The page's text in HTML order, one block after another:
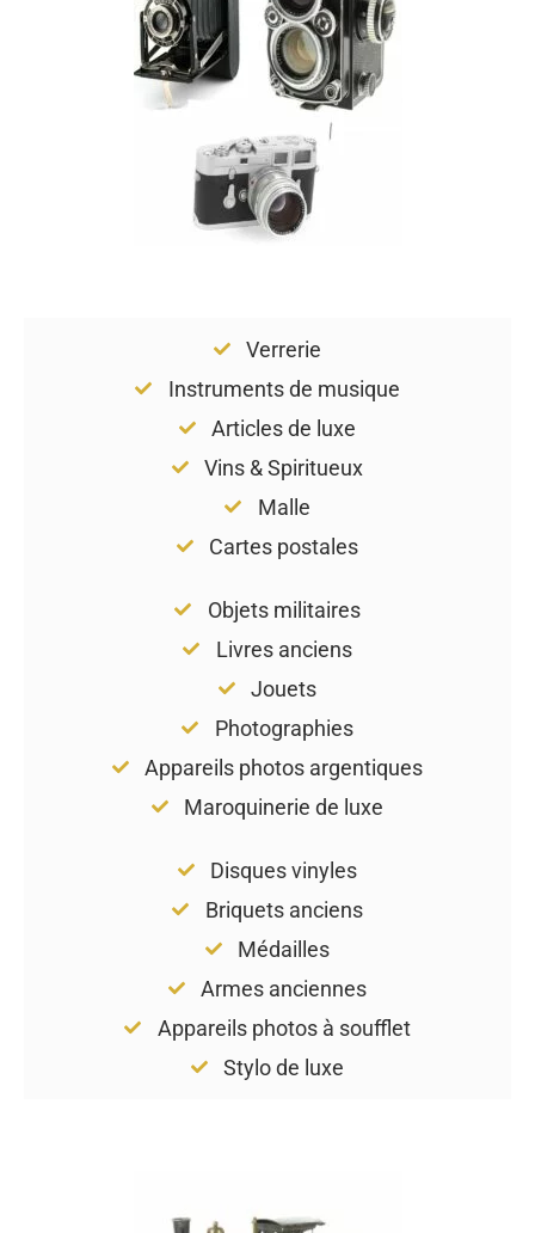
Verrerie
Instruments de musique
Articles de luxe
Vins & Spiritueux
Malle
Cartes postales
Objets militaires
Livres anciens
Jouets
Photographies
Appareils photos argentiques
Maroquinerie de luxe
Disques vinyles
Briquets anciens
Médailles
Armes anciennes
Appareils photos à soufflet
Stylo de luxe